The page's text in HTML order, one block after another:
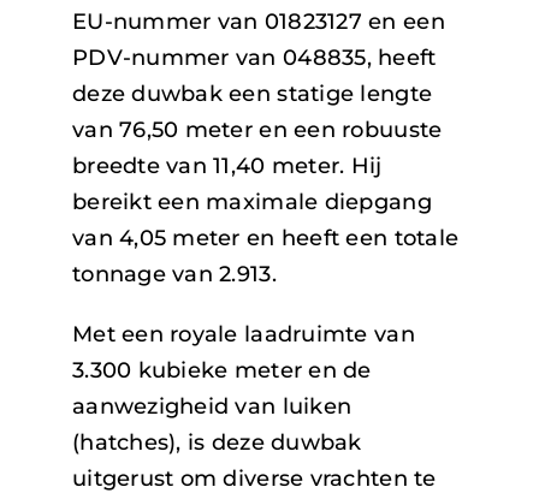
EU-nummer van 01823127 en een
PDV-nummer van 048835, heeft
deze duwbak een statige lengte
van 76,50 meter en een robuuste
breedte van 11,40 meter. Hij
bereikt een maximale diepgang
van 4,05 meter en heeft een totale
tonnage van 2.913.
Met een royale laadruimte van
3.300 kubieke meter en de
aanwezigheid van luiken
(hatches), is deze duwbak
uitgerust om diverse vrachten te